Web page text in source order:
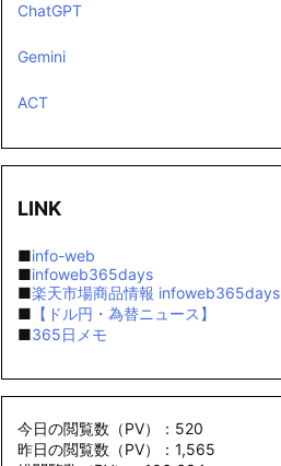
ChatGPT
Gemini
ACT
LINK
■info-web
■infoweb365days
■楽天市場商品情報 infoweb365days
■ 【ドル円・為替ニュース】
■365日メモ
今日の閲覧数（PV）：520
昨日の閲覧数（PV）：1,565